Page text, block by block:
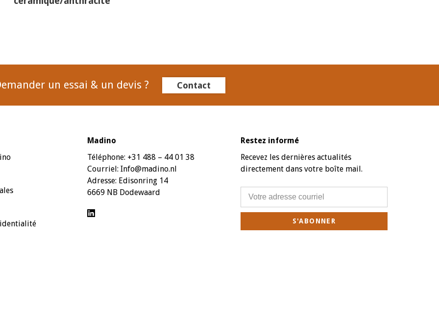
un essai & un devis ? Contact
Madino
Téléphone: +31 488 – 44 01 38
Courriel: Info@madino.nl
Adresse: Edisonring 14
6669 NB Dodewaard
Restez informé
Recevez les dernières actualités
directement dans votre boîte mail.
S'ABONNER